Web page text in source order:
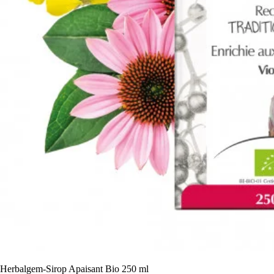
Herbalgem-Sirop Apaisant Bio 250 ml